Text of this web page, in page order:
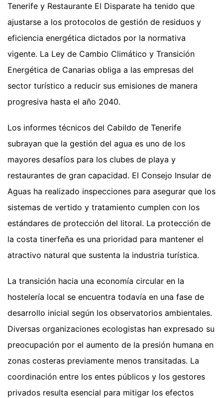
Tenerife y Restaurante El Disparate ha tenido que
ajustarse a los protocolos de gestión de residuos y
eficiencia energética dictados por la normativa
vigente. La Ley de Cambio Climático y Transición
Energética de Canarias obliga a las empresas del
sector turístico a reducir sus emisiones de manera
progresiva hasta el año 2040.
Los informes técnicos del Cabildo de Tenerife
subrayan que la gestión del agua es uno de los
mayores desafíos para los clubes de playa y
restaurantes de gran capacidad. El Consejo Insular de
Aguas ha realizado inspecciones para asegurar que los
sistemas de vertido y tratamiento cumplen con los
estándares de protección del litoral. La protección de
la costa tinerfeña es una prioridad para mantener el
atractivo natural que sustenta la industria turística.
La transición hacia una economía circular en la
hostelería local se encuentra todavía en una fase de
desarrollo inicial según los observatorios ambientales.
Diversas organizaciones ecologistas han expresado su
preocupación por el aumento de la presión humana en
zonas costeras previamente menos transitadas. La
coordinación entre los entes públicos y los gestores
privados resulta esencial para mitigar los efectos